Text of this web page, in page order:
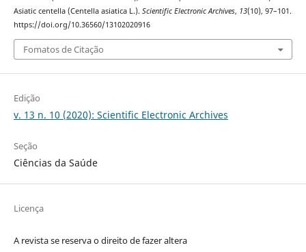
Asiatic centella (Centella asiatica L.). Scientific Electronic Archives, 13(10), 97–101.
https://doi.org/10.36560/13102020916
Fomatos de Citação
Edição
v. 13 n. 10 (2020): Scientific Electronic Archives
Seção
Ciências da Saúde
Licença
A revista se reserva o direito de fazer altera